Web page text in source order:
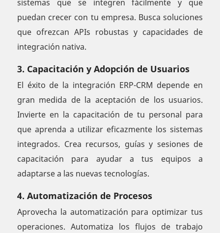
sistemas que se integren fácilmente y que
puedan crecer con tu empresa. Busca soluciones
que ofrezcan APIs robustas y capacidades de
integración nativa.
3. Capacitación y Adopción de Usuarios
El éxito de la integración ERP-CRM depende en
gran medida de la aceptación de los usuarios.
Invierte en la capacitación de tu personal para
que aprenda a utilizar eficazmente los sistemas
integrados. Crea recursos, guías y sesiones de
capacitación para ayudar a tus equipos a
adaptarse a las nuevas tecnologías.
4. Automatización de Procesos
Aprovecha la automatización para optimizar tus
operaciones. Automatiza los flujos de trabajo